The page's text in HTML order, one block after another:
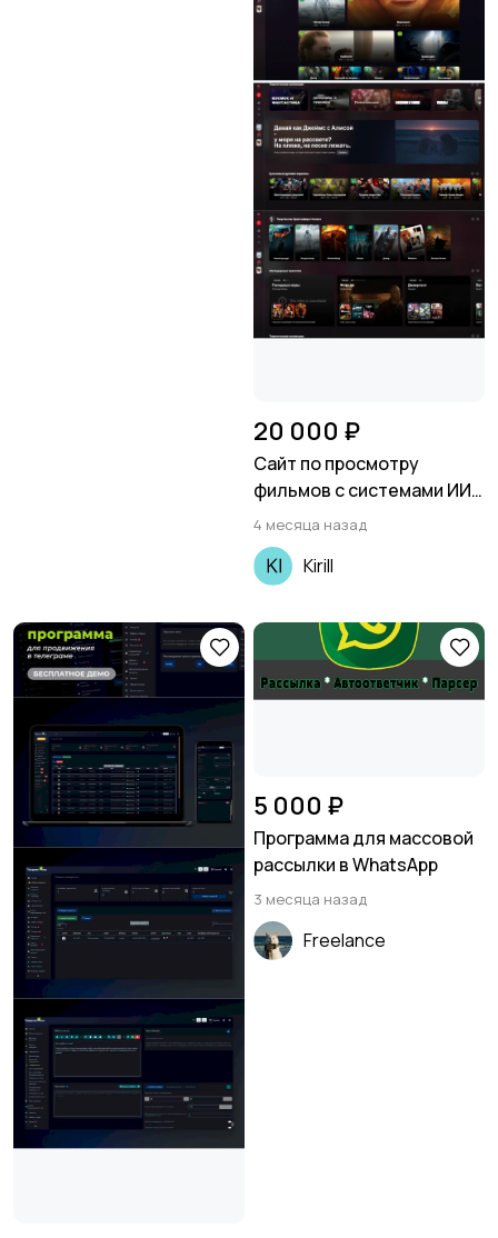
20 000 ₽
Сайт по просмотру
фильмов с системами ИИ
рекоммендаций и
персональной волной
4 месяца назад
Kirill
5 000 ₽
Программа для массовой
рассылки в WhatsApp
3 месяца назад
Freelance